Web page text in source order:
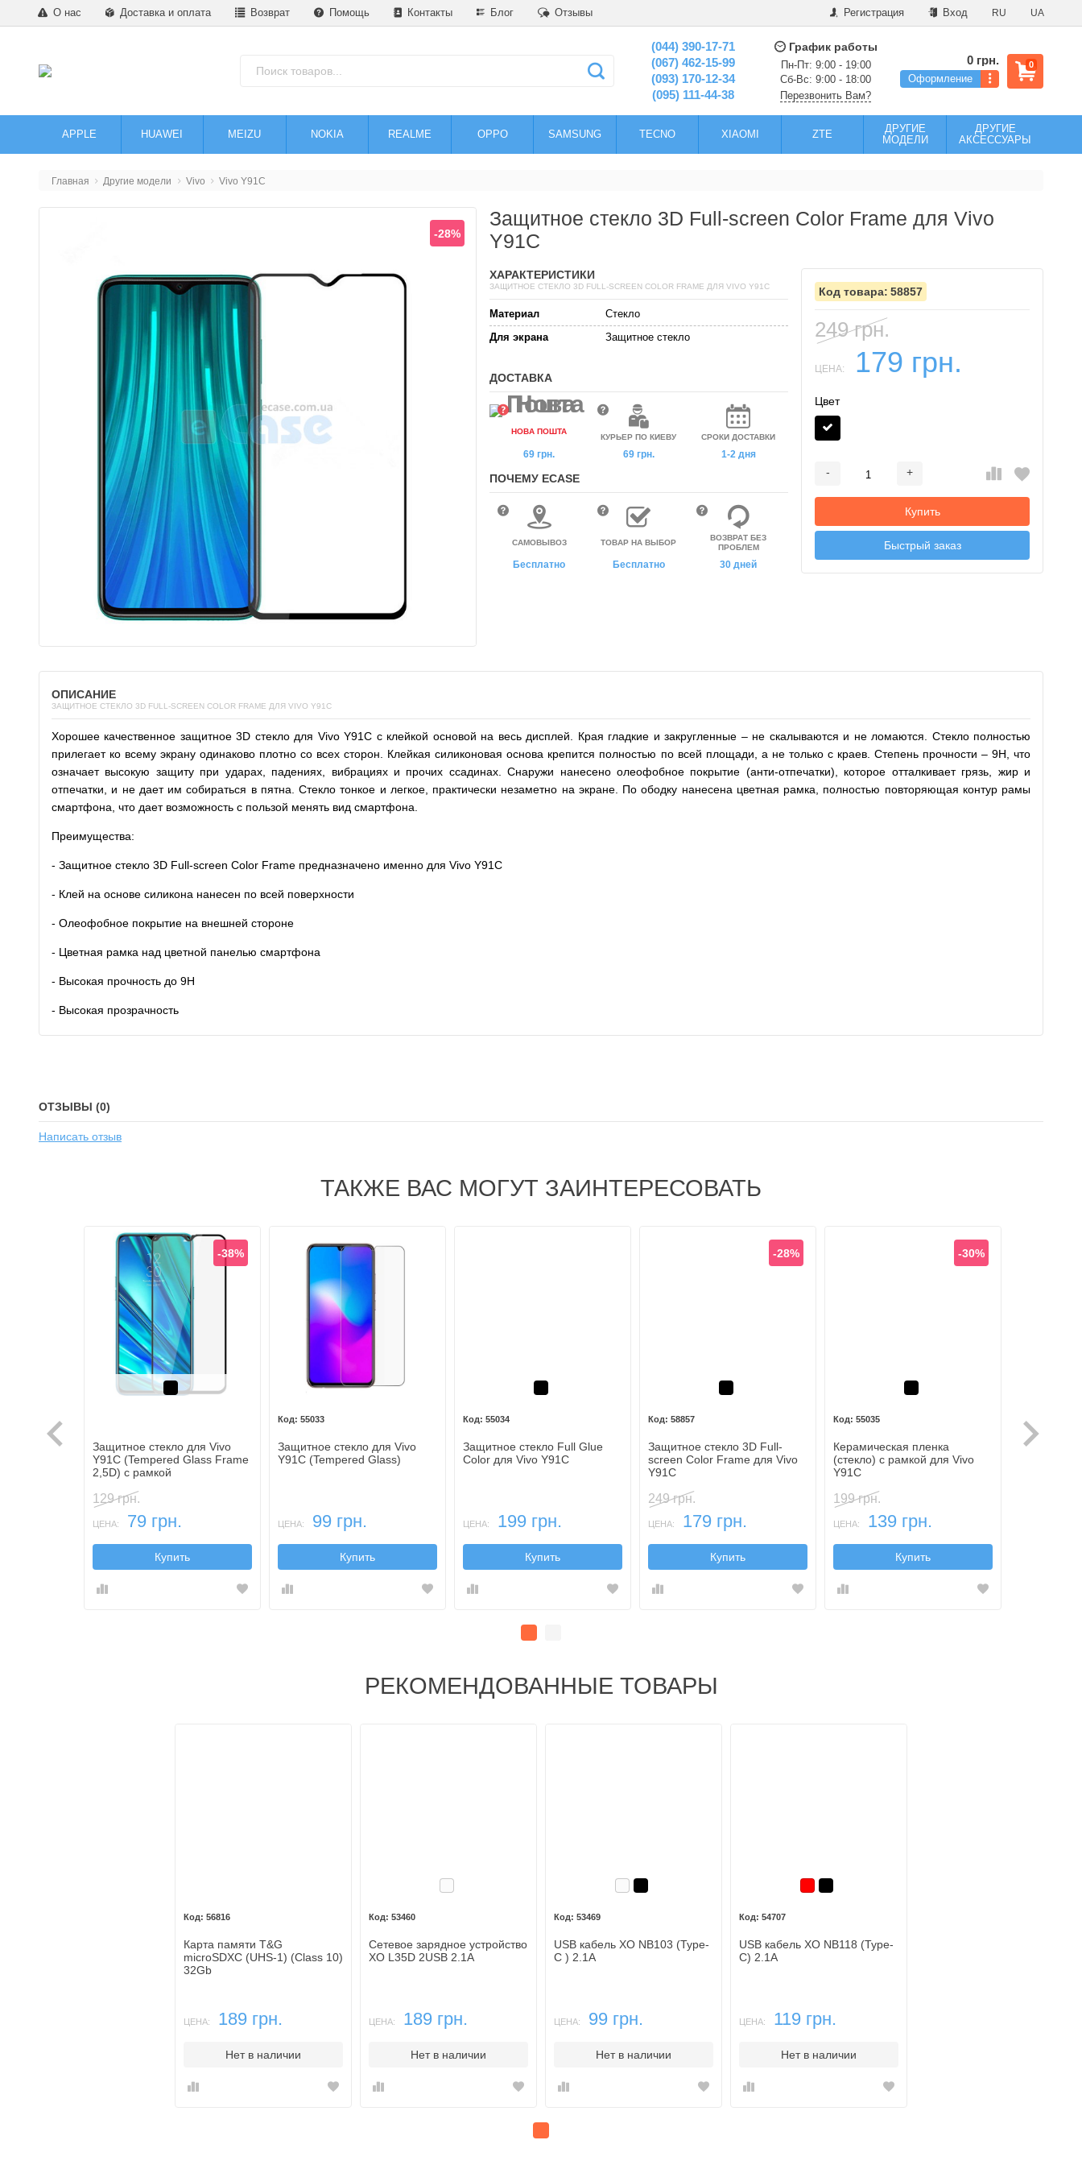
О нас Доставка и оплата Возврат Помощь Контакты Блог Отзывы Регистрация Вход RU UA
(044) 390-17-71
(067) 462-15-99
(093) 170-12-34
(095) 111-44-38
График работы
Пн-Пт: 9:00 - 19:00
Сб-Вс: 9:00 - 18:00
Перезвонить Вам?
0
0 грн.
Оформление
APPLE HUAWEI MEIZU NOKIA REALME OPPO SAMSUNG TECNO XIAOMI ZTE
ДРУГИЕ
МОДЕЛИ
ДРУГИЕ
АКСЕССУАРЫ
Главная Другие модели Vivo Vivo Y91C
-28%
Защитное стекло 3D Full-screen Color Frame для Vivo
Y91C
58857
249 грн.
ЦЕНА: 179 грн.
Цвет
- +
Купить
Быстрый заказ
ХАРАКТЕРИСТИКИ
ЗАЩИТНОЕ СТЕКЛО 3D FULL-SCREEN COLOR FRAME ДЛЯ VIVO Y91C
Материал
Стекло
Для экрана
Защитное стекло
ДОСТАВКА
НОВА ПОШТА
69 грн.
КУРЬЕР ПО КИЕВУ
69 грн.
СРОКИ ДОСТАВКИ
1-2 дня
ПОЧЕМУ ECASE
САМОВЫВОЗ
Бесплатно
ТОВАР НА ВЫБОР
Бесплатно
ВОЗВРАТ БЕЗ
ПРОБЛЕМ
30 дней
ОПИСАНИЕ
ЗАЩИТНОЕ СТЕКЛО 3D FULL-SCREEN COLOR FRAME ДЛЯ VIVO Y91C
Хорошее качественное защитное 3D стекло для Vivo Y91C с клейкой основой на весь дисплей. Края гладкие и закругленные – не скалываются и не ломаются. Стекло полностью
прилегает ко всему экрану одинаково плотно со всех сторон. Клейкая силиконовая основа крепится полностью по всей площади, а не только с краев. Степень прочности – 9H, что
означает высокую защиту при ударах, падениях, вибрациях и прочих ссадинах. Снаружи нанесено олеофобное покрытие (анти-отпечатки), которое отталкивает грязь, жир и
отпечатки, и не дает им собираться в пятна. Стекло тонкое и легкое, практически незаметно на экране. По ободку нанесена цветная рамка, полностью повторяющая контур рамы
смартфона, что дает возможность с пользой менять вид смартфона.
Преимущества:
- Защитное стекло 3D Full-screen Color Frame предназначено именно для Vivo Y91C
- Клей на основе силикона нанесен по всей поверхности
- Олеофобное покрытие на внешней стороне
- Цветная рамка над цветной панелью смартфона
- Высокая прочность до 9H
- Высокая прозрачность
ОТЗЫВЫ (0)
Написать отзыв
ТАКЖЕ ВАС МОГУТ ЗАИНТЕРЕСОВАТЬ
Черный
-38%
Защитное стекло для Vivo
Y91C (Tempered Glass Frame
2,5D) с рамкой
129 грн.
ЦЕНА: 79 грн.
Купить
55033
Защитное стекло для Vivo
Y91C (Tempered Glass)
ЦЕНА: 99 грн.
Купить
Черный
55034
Защитное стекло Full Glue
Color для Vivo Y91C
ЦЕНА: 199 грн.
Купить
Черный
-28%
58857
Защитное стекло 3D Full-
screen Color Frame для Vivo
Y91C
249 грн.
ЦЕНА: 179 грн.
Купить
Черный
-30%
55035
Керамическая пленка
(стекло) с рамкой для Vivo
Y91C
199 грн.
ЦЕНА: 139 грн.
Купить
РЕКОМЕНДОВАННЫЕ ТОВАРЫ
56816
Карта памяти T&G
microSDXC (UHS-1) (Class 10)
32Gb
ЦЕНА: 189 грн.
Нет в наличии
Белый
53460
Сетевое зарядное устройство
XO L35D 2USB 2.1A
ЦЕНА: 189 грн.
Нет в наличии
БелыйЧерный
53469
USB кабель XO NB103 (Type-
C ) 2.1A
ЦЕНА: 99 грн.
Нет в наличии
Красный
Черный
54707
USB кабель XO NB118 (Type-
C) 2.1A
ЦЕНА: 119 грн.
Нет в наличии